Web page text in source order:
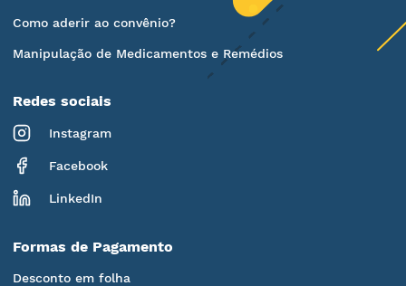
Como aderir ao convênio?
Manipulação de Medicamentos e Remédios
Redes sociais
Instagram
Facebook
LinkedIn
Formas de Pagamento
Desconto em folha